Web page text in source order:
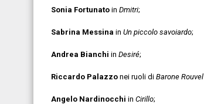
Sonia Fortunato in Dmitri;
Sabrina Messina in Un piccolo savoiardo;
Andrea Bianchi in Desiré;
Riccardo Palazzo nei ruoli di Barone Rouvel
Angelo Nardinocchi in Cirillo;